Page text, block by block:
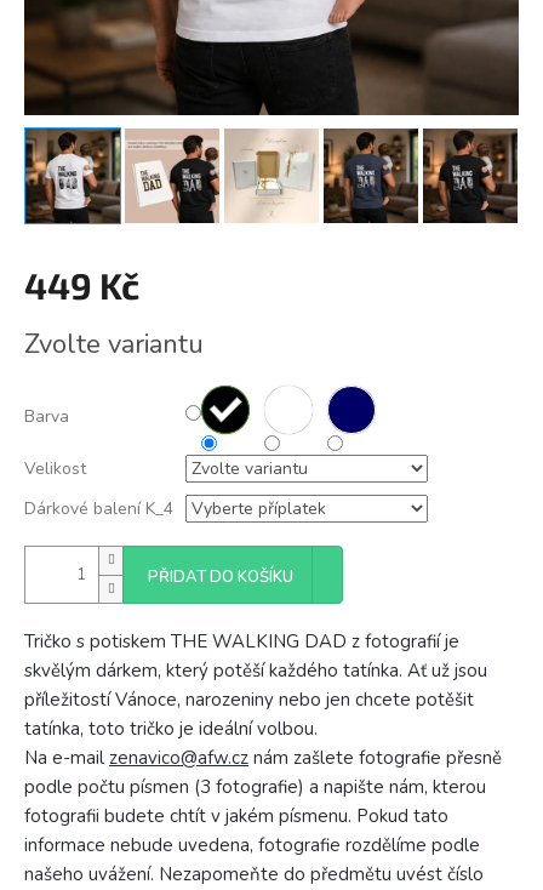
449 Kč
cena:
Zvolte variantu
Barva
Velikost
Dárkové balení K_4
PŘIDAT DO KOŠÍKU
Tričko s potiskem THE WALKING DAD z fotografií je
skvělým dárkem, který potěší každého tatínka. Ať už jsou
příležitostí Vánoce, narozeniny nebo jen chcete potěšit
tatínka, toto tričko je ideální volbou.
Na e-mail zenavico@afw.cz nám zašlete fotografie přesně
podle počtu písmen (3 fotografie) a napište nám, kterou
fotografii budete chtít v jakém písmenu. Pokud tato
informace nebude uvedena, fotografie rozdělíme podle
našeho uvážení. Nezapomeňte do předmětu uvést číslo